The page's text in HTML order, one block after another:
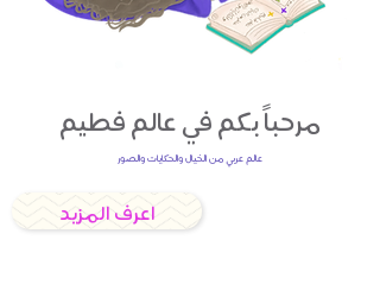
مرحباً بكم في عالم فطيم
عالم عربي من الخيال والحكايات والصور
اعرف المزيد